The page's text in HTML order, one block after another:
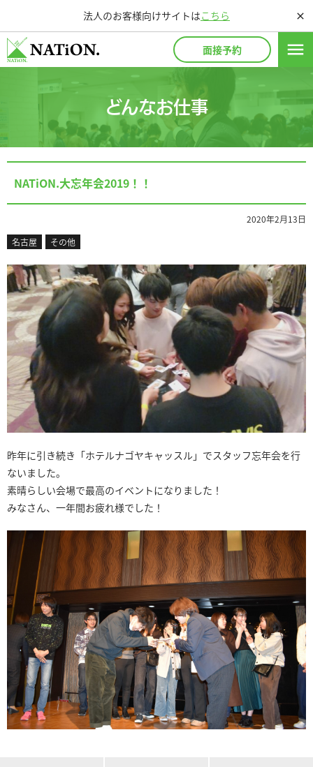
法人のお客様向けサイトはこちら close
面接予約 menu
どんなお仕事
NATiON.大忘年会2019！！
2020年2月13日
名古屋
その他
昨年に引き続き「ホテルナゴヤキャッスル」でスタッフ忘年会を行
ないました。
素晴らしい会場で最高のイベントになりました！
みなさん、一年間お疲れ様でした！